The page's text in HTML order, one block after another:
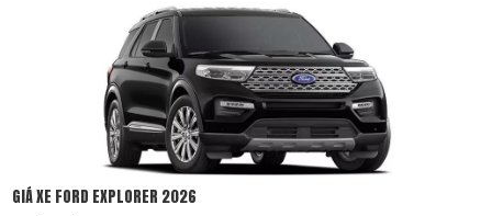
GIÁ XE FORD EXPLORER 2026